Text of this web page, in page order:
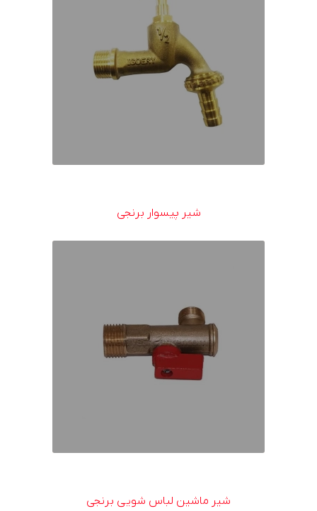
شیر پیسوار برنجی
شیر ماشین لباس شویی برنجی